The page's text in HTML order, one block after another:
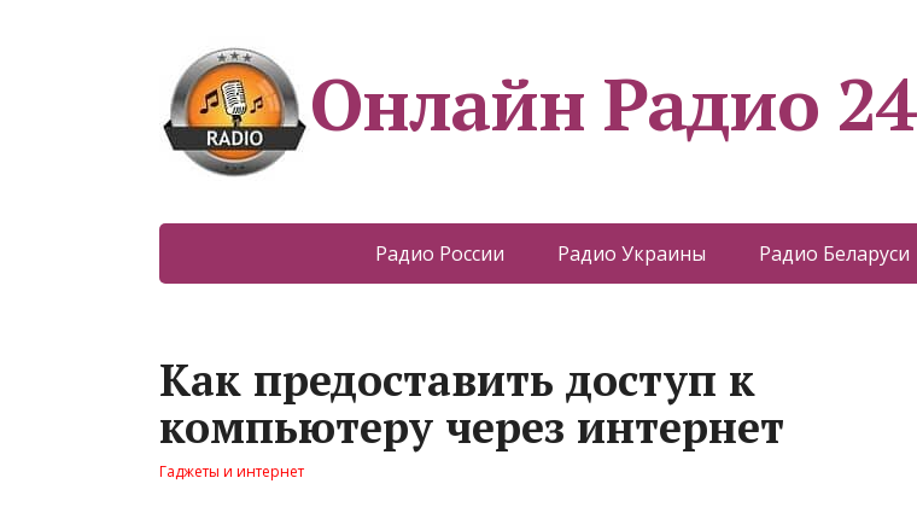
Онлайн Радио 24
Радио России Радио Украины Радио Беларуси
Как предоставить доступ к
компьютеру через интернет
Гаджеты и интернет